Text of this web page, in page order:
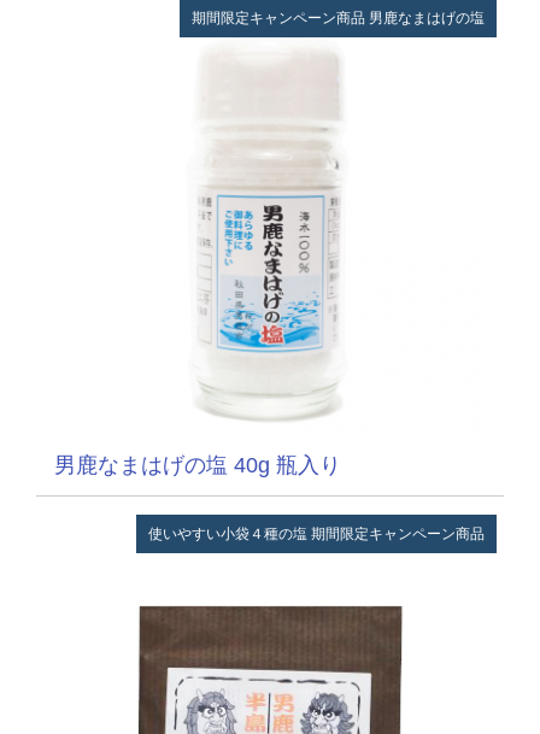
期間限定キャンペーン商品 男鹿なまはげの塩
男鹿なまはげの塩 40g 瓶入り
使いやすい小袋４種の塩 期間限定キャンペーン商品